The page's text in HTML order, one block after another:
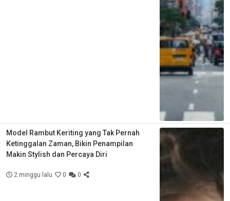
Model Rambut Keriting yang Tak Pernah
Ketinggalan Zaman, Bikin Penampilan
Makin Stylish dan Percaya Diri
2 minggu lalu 0 0